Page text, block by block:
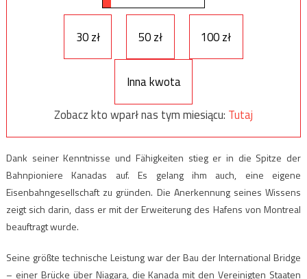
30 zł 50 zł 100 zł
Inna kwota
Zobacz kto wparł nas tym miesiącu: Tutaj
Dank seiner Kenntnisse und Fähigkeiten stieg er in die Spitze der
Bahnpioniere Kanadas auf. Es gelang ihm auch, eine eigene
Eisenbahngesellschaft zu gründen. Die Anerkennung seines Wissens
zeigt sich darin, dass er mit der Erweiterung des Hafens von Montreal
beauftragt wurde.
Seine größte technische Leistung war der Bau der International Bridge
– einer Brücke über Niagara, die Kanada mit den Vereinigten Staaten